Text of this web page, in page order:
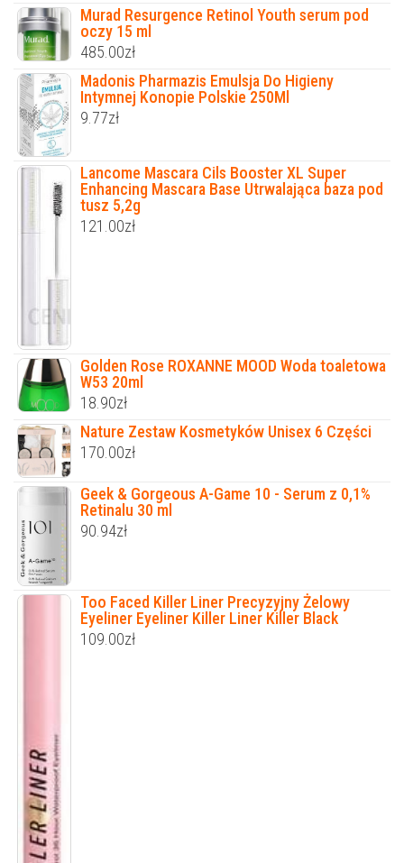
Murad Resurgence Retinol Youth serum pod
oczy 15 ml
485.00zł
Madonis Pharmazis Emulsja Do Higieny
Intymnej Konopie Polskie 250Ml
9.77zł
Lancome Mascara Cils Booster XL Super
Enhancing Mascara Base Utrwalająca baza pod
tusz 5,2g
121.00zł
Golden Rose ROXANNE MOOD Woda toaletowa
W53 20ml
18.90zł
Nature Zestaw Kosmetyków Unisex 6 Części
170.00zł
Geek & Gorgeous A-Game 10 - Serum z 0,1%
Retinalu 30 ml
90.94zł
Too Faced Killer Liner Precyzyjny Żelowy
Eyeliner Eyeliner Killer Liner Killer Black
109.00zł